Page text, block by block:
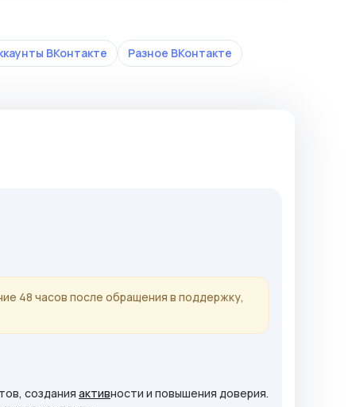
ВКонтакте
Разное ВКонтакте
48 часов после обращения в поддержку,
создания активности и повышения доверия.